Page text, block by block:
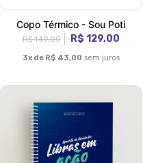
Copo Térmico - Sou Poti
R$ 149,00 R$ 129,00
3x de R$ 43,00 sem juros